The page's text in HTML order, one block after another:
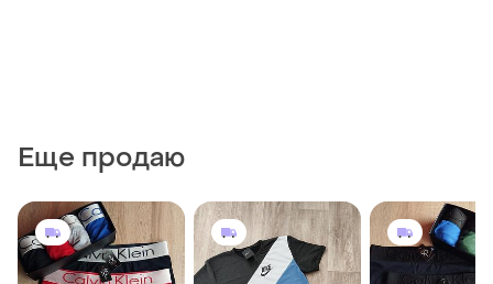
Еще продаю